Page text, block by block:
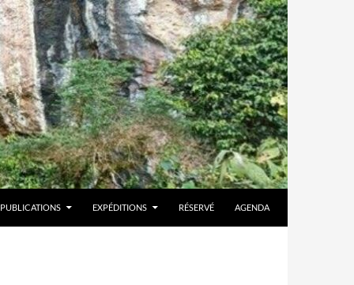
PUBLICATIONS EXPÉDITIONS RÉSERVÉ AGENDA